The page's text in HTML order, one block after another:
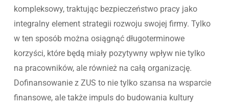
kompleksowy, traktując bezpieczeństwo pracy jako
integralny element strategii rozwoju swojej firmy. Tylko
w ten sposób można osiągnąć długoterminowe
korzyści, które będą miały pozytywny wpływ nie tylko
na pracowników, ale również na całą organizację.
Dofinansowanie z ZUS to nie tylko szansa na wsparcie
finansowe, ale także impuls do budowania kultury